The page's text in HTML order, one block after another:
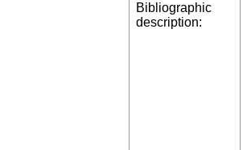
Bibliographic
description: